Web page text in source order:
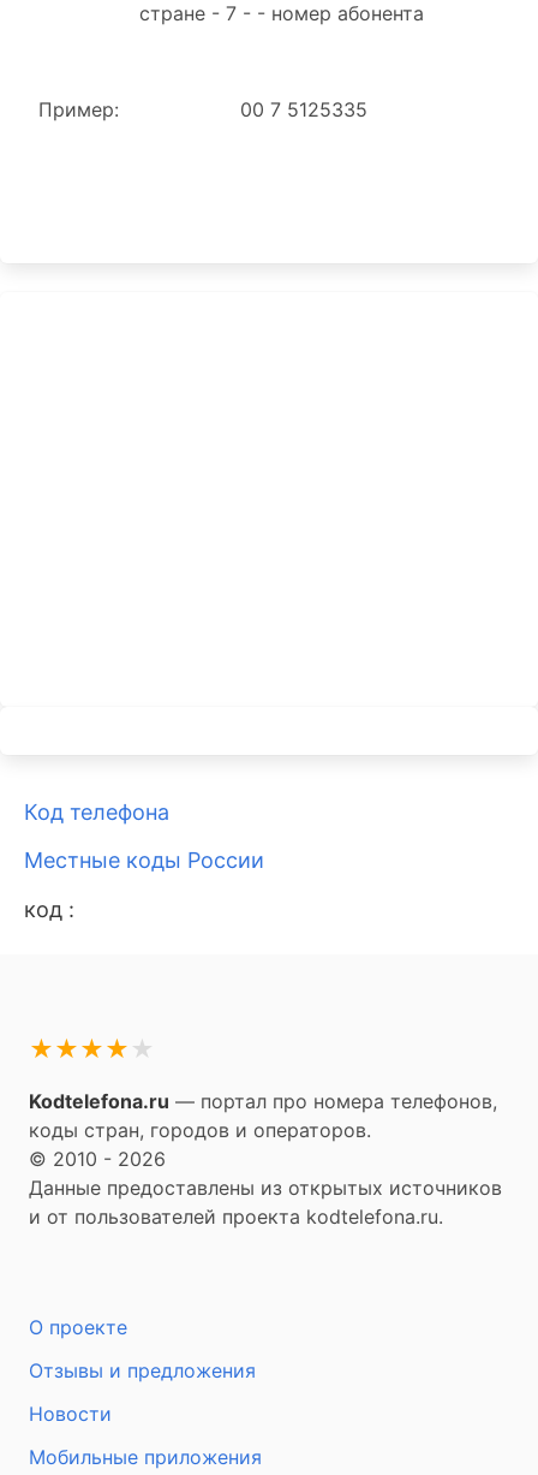
стране - 7 - - номер абонента
Пример: 00 7 5125335
Код телефона
Местные коды России
код :
★
★
★
★
★
Kodtelefona.ru — портал про номера телефонов,
коды стран, городов и операторов.
© 2010 - 2026
Данные предоставлены из открытых источников
и от пользователей проекта kodtelefona.ru.
О проекте
Отзывы и предложения
Новости
Мобильные приложения